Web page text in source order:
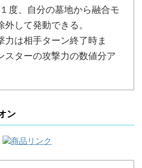
度、自分の墓地から融合モ
して発動できる。
力は相手ターン終了時ま
スターの攻撃力の数値分ア
ン